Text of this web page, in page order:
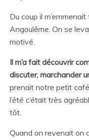
Du coup il
Angoulême. On se
motivé.
Il m’a fait découvrir
discuter, marchander
prenait notre petit
l’été c’était très
tôt.
Quand on revenait on